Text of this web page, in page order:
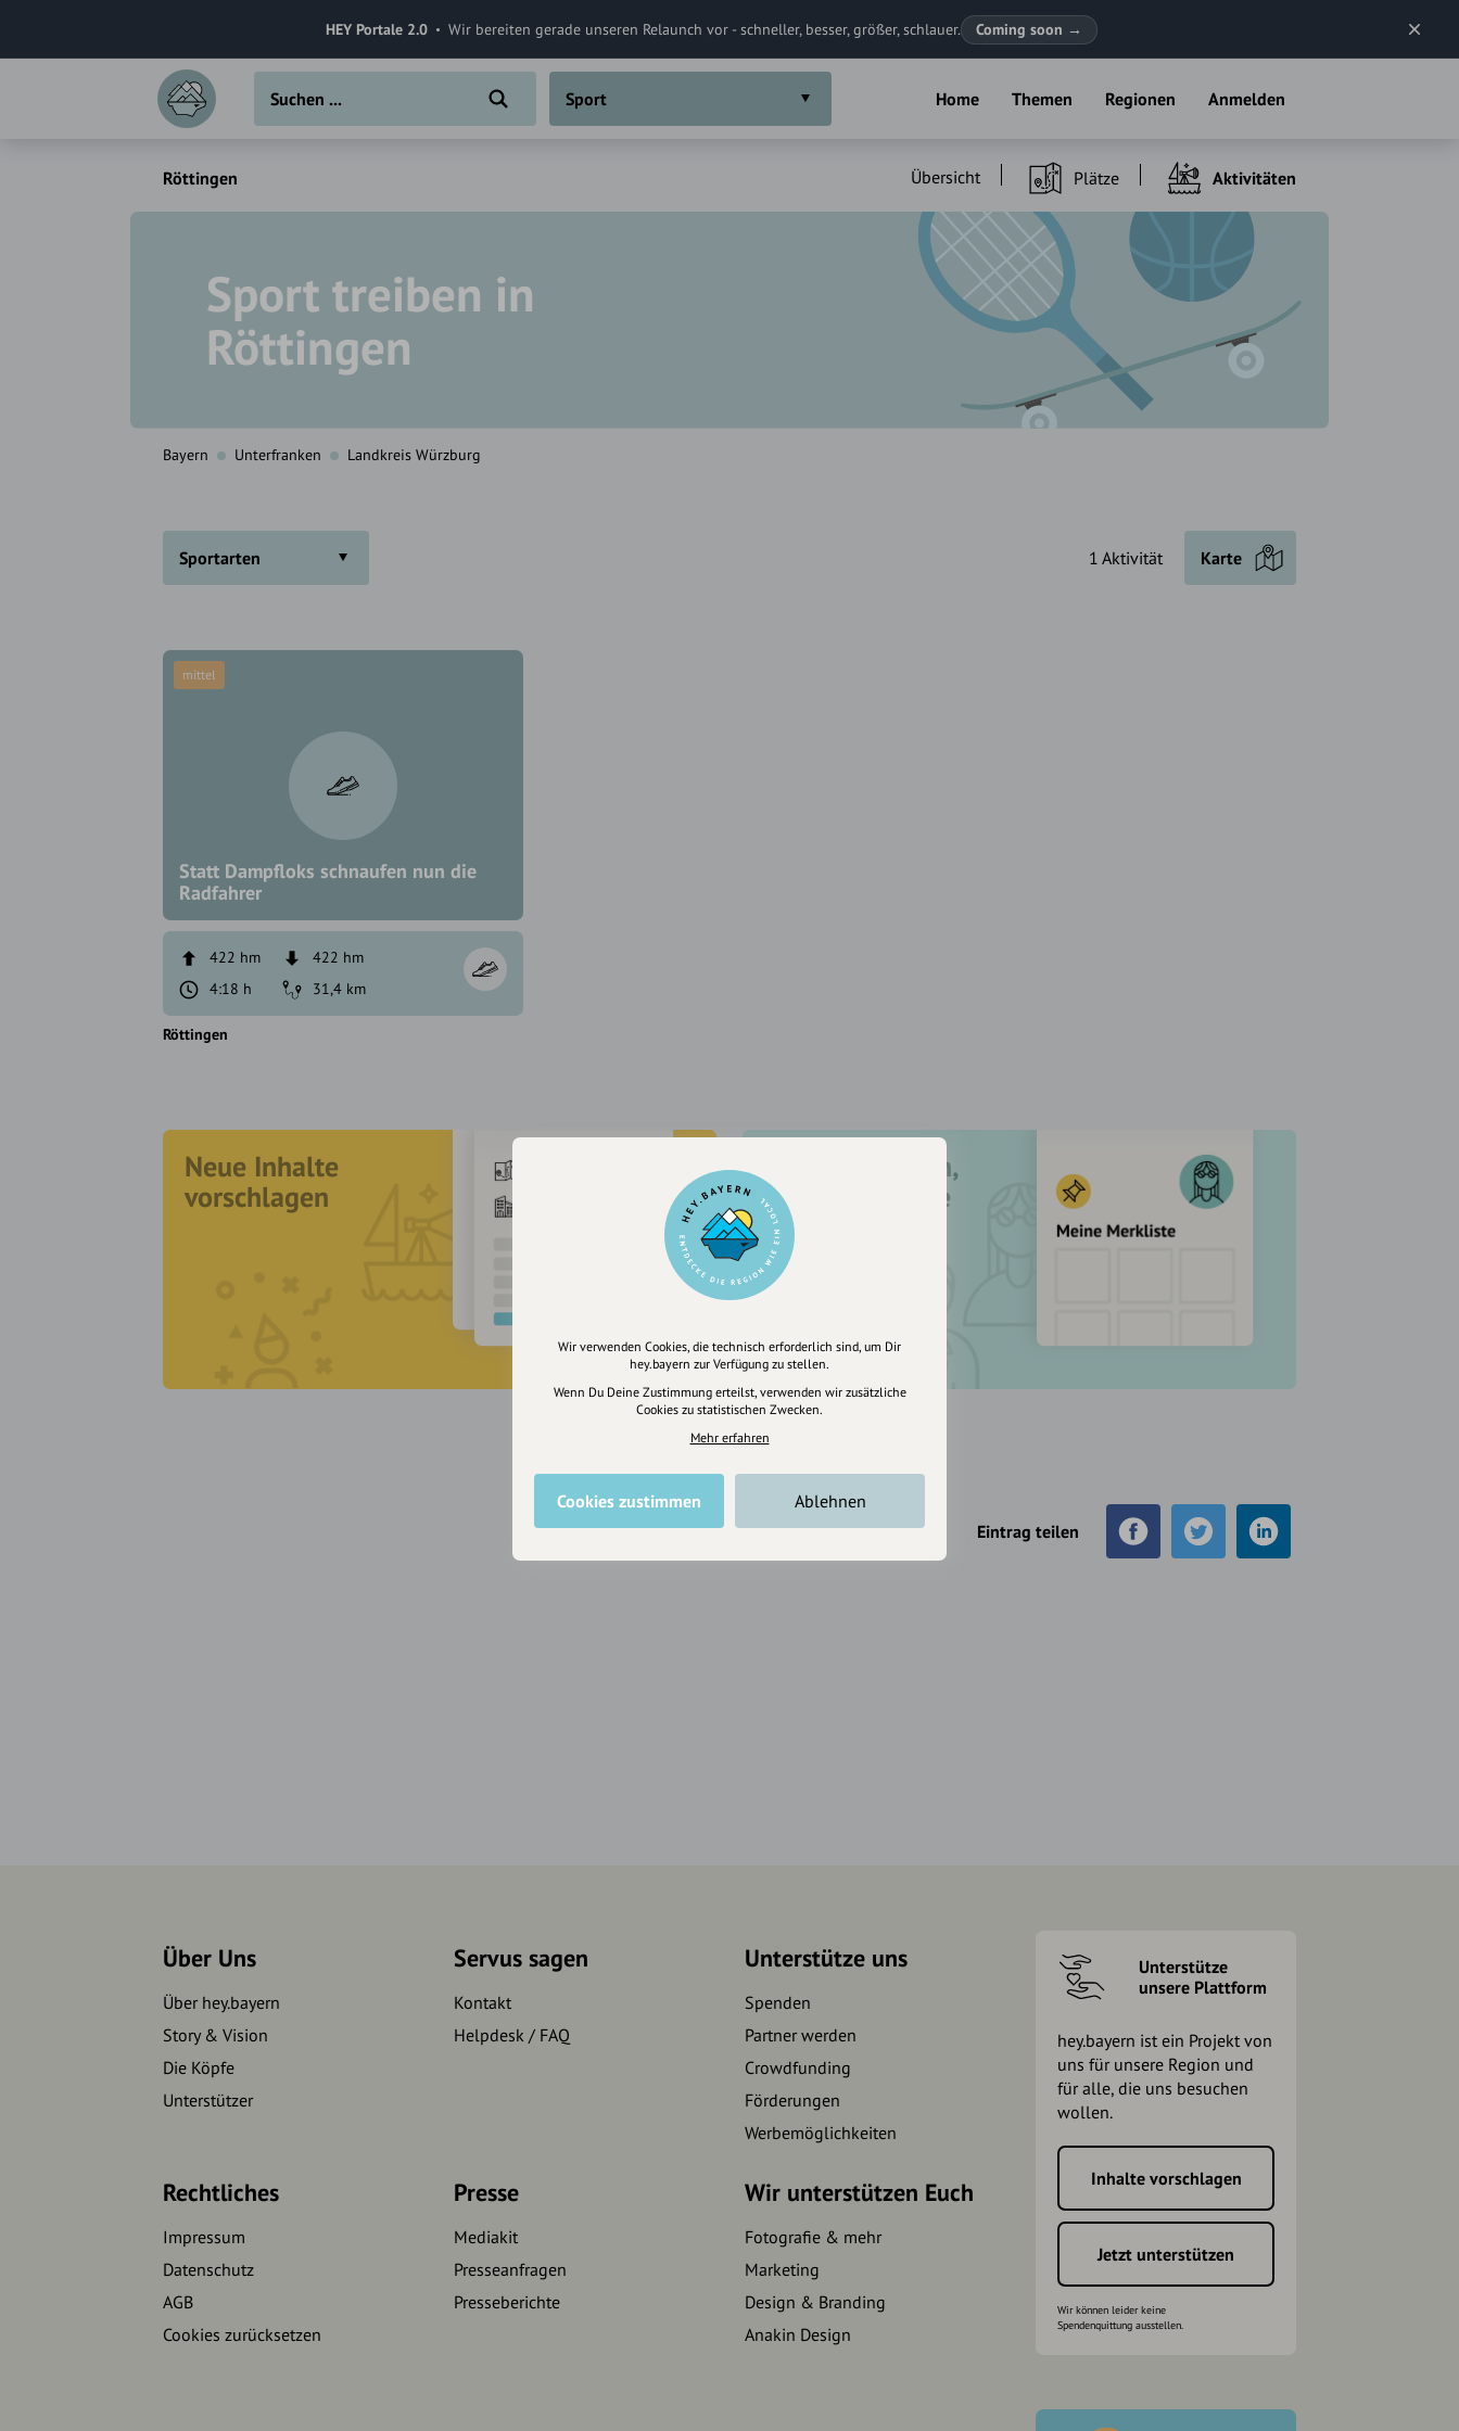
HEY Portale 2.0 Wir bereiten gerade unseren Relaunch vor - schneller, besser, größer, schlauer. Coming soon →
Home Themen Regionen Anmelden
Sport
Röttingen Übersicht Plätze Aktivitäten
Sport treiben in
Röttingen
Bayern Unterfranken Landkreis Würzburg
Sportarten 1 Aktivität Karte
Statt Dampfloks schnaufen nun die
Radfahrer
mittel
422 hm
422 hm
4:18 h
31,4 km
Röttingen
Neue Inhalte
vorschlagen
Registriere dich,
um dir Einträge
zu merken
Eintrag teilen
Über Uns
Über hey.bayern
Story & Vision
Die Köpfe
Unterstützer
Servus sagen
Kontakt
Helpdesk / FAQ
Unterstütze uns
Spenden
Partner werden
Crowdfunding
Förderungen
Werbemöglichkeiten
Rechtliches
Impressum
Datenschutz
AGB
Cookies zurücksetzen
Presse
Mediakit
Presseanfragen
Presseberichte
Wir unterstützen Euch
Fotografie & mehr
Marketing
Design & Branding
Anakin Design
Unterstütze
unsere Plattform
hey.bayern ist ein Projekt von
uns für unsere Region und
für alle, die uns besuchen
wollen.
Inhalte vorschlagen
Jetzt unterstützen
Wir können leider keine
Spendenquittung ausstellen.
Wir verwenden Cookies, die technisch erforderlich sind, um Dir
hey.bayern zur Verfügung zu stellen.
Wenn Du Deine Zustimmung erteilst, verwenden wir zusätzliche
Cookies zu statistischen Zwecken.
Mehr erfahren
Cookies zustimmen Ablehnen